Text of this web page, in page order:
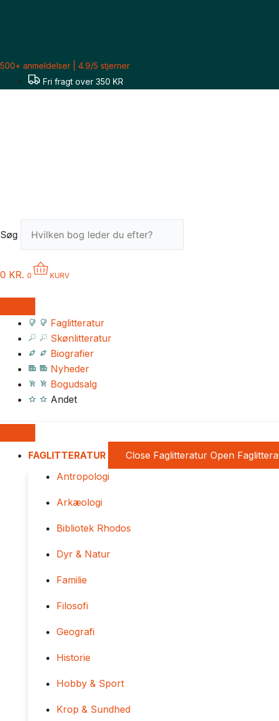
500+ anmeldelser | 4.9/5 stjerner
Fri fragt over 350 KR
Søg
0 KR. 0 KURV
Faglitteratur
Skønlitteratur
Biografier
Nyheder
Bogudsalg
Andet
FAGLITTERATUR Close Faglitteratur Open
Antropologi
Arkæologi
Bibliotek Rhodos
Dyr & Natur
Familie
Filosofi
Geografi
Historie
Hobby & Sport
Krop & Sundhed